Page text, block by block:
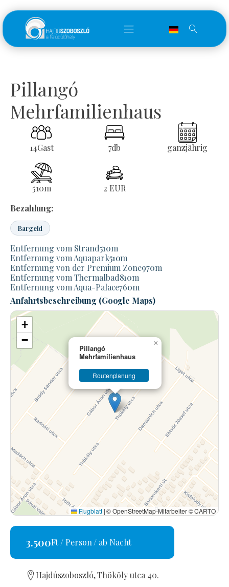
Pillangó
Mehrfamilienhaus
14Gast 7db ganzjährig
510m
2 EUR
Bezahlung:
Bargeld
Entfernung vom Strand510m
Entfernung vom Aquapark510m
Entfernung von der Premium Zone970m
Entfernung vom Thermalbad810m
Entfernung vom Aqua-Palace760m
Anfahrtsbeschreibung (Google Maps)
Pillangó
Mehrfamilienhaus
Routenplanung
×
+
−
Flugblatt |© OpenStreetMap-Mitarbeiter © CARTO
3.500Ft / Person / ab Nacht
Hajdúszoboszló, Thököly utca 40.